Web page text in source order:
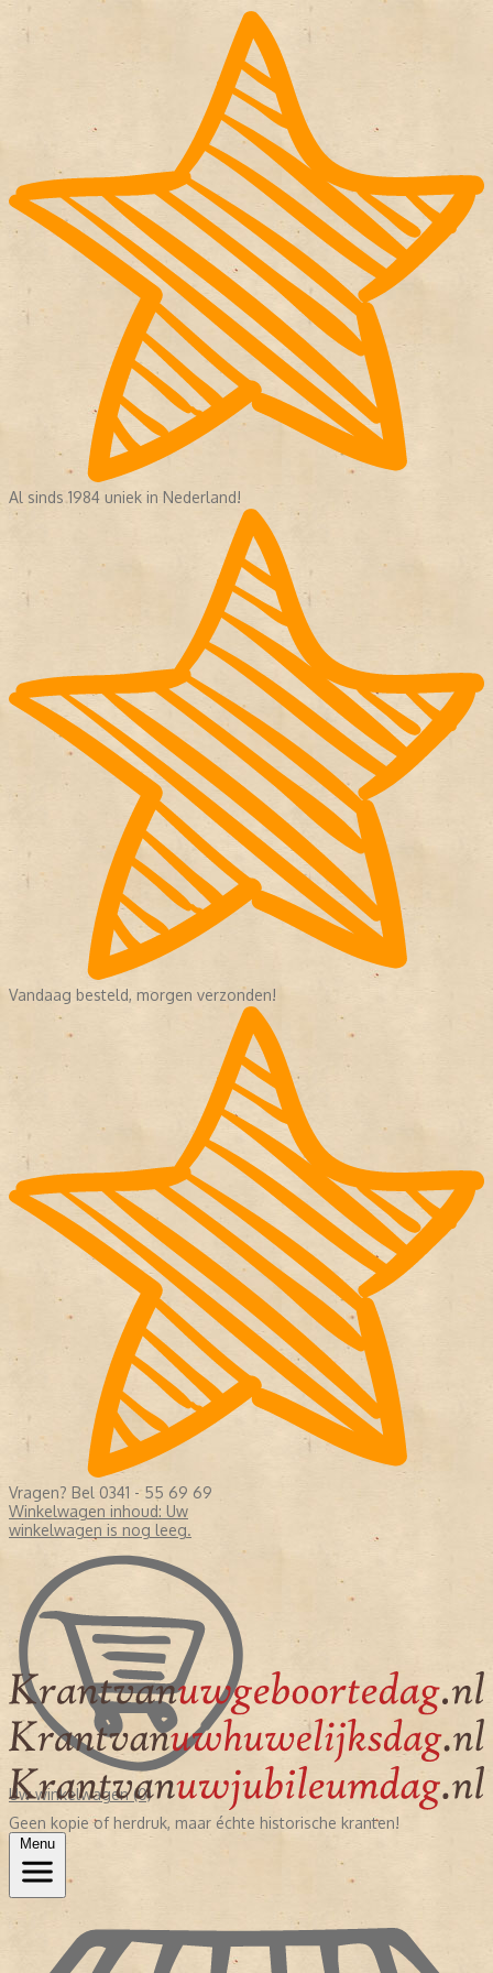
Al sinds 1984 uniek in Nederland!
Vandaag besteld, morgen verzonden!
Vragen? Bel 0341 - 55 69 69
Winkelwagen inhoud: Uw
winkelwagen is nog leeg.
Uw winkelwagen (0)
Geen kopie of herdruk, maar échte historische kranten!
Menu